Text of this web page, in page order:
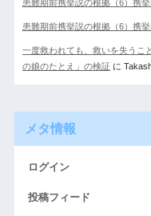
患難期前携挙説の根拠（6）携
患難期前携挙説の根拠（6）携
一度救われても、救いを失うこ
の娘のたとえ」の検証 に
メタ情報
ログイン
投稿フィード